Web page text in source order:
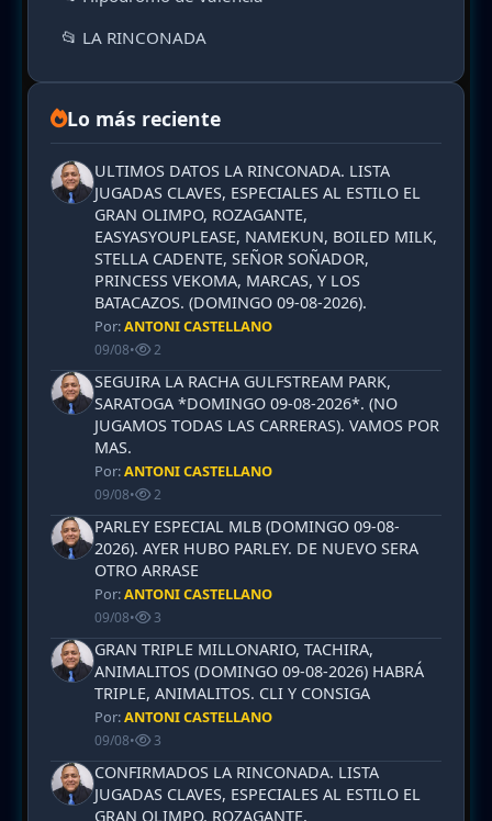
📂 LA RINCONADA
Lo más reciente
ULTIMOS DATOS LA RINCONADA. LISTA
JUGADAS CLAVES, ESPECIALES AL ESTILO EL
GRAN OLIMPO, ROZAGANTE,
EASYASYOUPLEASE, NAMEKUN, BOILED MILK,
STELLA CADENTE, SEÑOR SOÑADOR,
PRINCESS VEKOMA, MARCAS, Y LOS
BATACAZOS. (DOMINGO 09-08-2026).
Por:ANTONI CASTELLANO
09/08• 2
SEGUIRA LA RACHA GULFSTREAM PARK,
SARATOGA *DOMINGO 09-08-2026*. (NO
JUGAMOS TODAS LAS CARRERAS). VAMOS POR
MAS.
Por:ANTONI CASTELLANO
09/08• 2
PARLEY ESPECIAL MLB (DOMINGO 09-08-
2026). AYER HUBO PARLEY. DE NUEVO SERA
OTRO ARRASE
Por:ANTONI CASTELLANO
09/08• 3
GRAN TRIPLE MILLONARIO, TACHIRA,
ANIMALITOS (DOMINGO 09-08-2026) HABRÁ
TRIPLE, ANIMALITOS. CLI Y CONSIGA
Por:ANTONI CASTELLANO
09/08• 3
CONFIRMADOS LA RINCONADA. LISTA
JUGADAS CLAVES, ESPECIALES AL ESTILO EL
GRAN OLIMPO, ROZAGANTE,